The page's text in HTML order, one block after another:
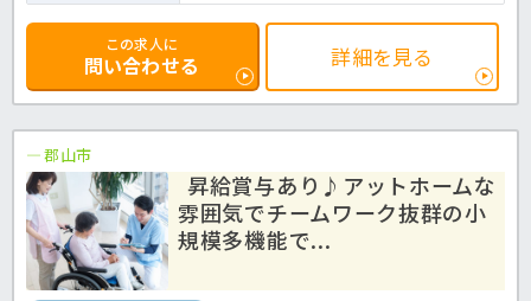
この求人に
問い合わせる 詳細を見る
郡山市
昇給賞与あり♪アットホームな
雰囲気でチームワーク抜群の小
規模多機能で...